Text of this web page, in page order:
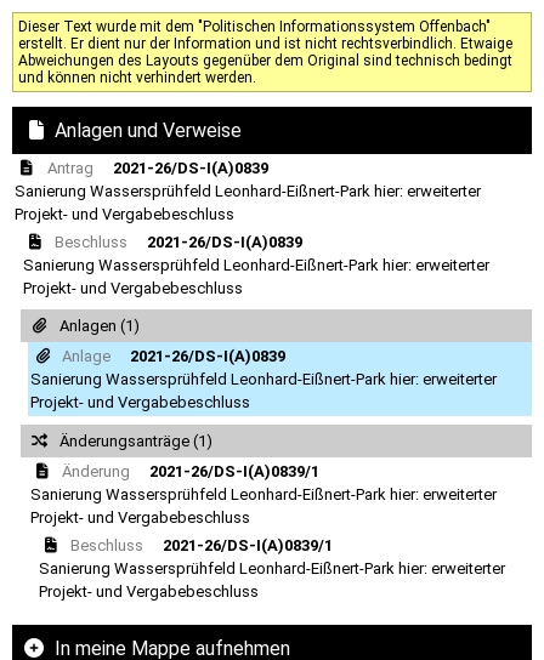
Dieser Text wurde mit dem "Politischen Informationssystem Offenbach"
erstellt. Er dient nur der Information und ist nicht rechtsverbindlich. Etwaige
Abweichungen des Layouts gegenüber dem Original sind technisch bedingt
und können nicht verhindert werden.
Anlagen und Verweise
Antrag
2021-26/DS-I(A)0839
Sanierung Wassersprühfeld Leonhard-Eißnert-Park hier: erweiterter
Projekt- und Vergabebeschluss
Beschluss
2021-26/DS-I(A)0839
Sanierung Wassersprühfeld Leonhard-Eißnert-Park hier: erweiterter
Projekt- und Vergabebeschluss
Anlagen (1)
Anlage
2021-26/DS-I(A)0839
Sanierung Wassersprühfeld Leonhard-Eißnert-Park hier: erweiterter
Projekt- und Vergabebeschluss
Änderungsanträge (1)
Änderung
2021-26/DS-I(A)0839/1
Sanierung Wassersprühfeld Leonhard-Eißnert-Park hier: erweiterter
Projekt- und Vergabebeschluss
Beschluss
2021-26/DS-I(A)0839/1
Sanierung Wassersprühfeld Leonhard-Eißnert-Park hier: erweiterter
Projekt- und Vergabebeschluss
In meine Mappe aufnehmen